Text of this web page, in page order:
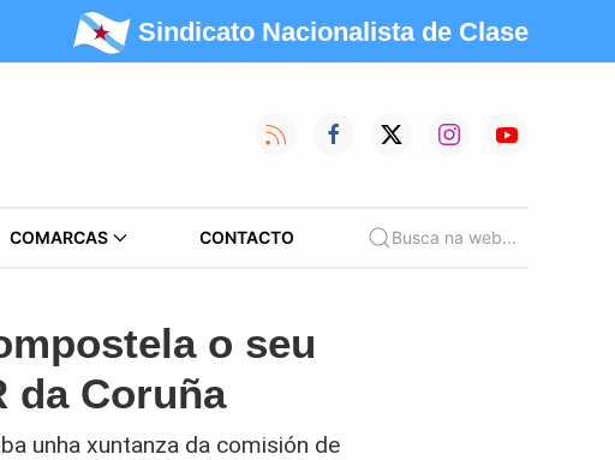
Sindicato Nacionalista de Clase
COMARCAS CONTACTO Busca na web...
o seu
da Coruña
unha xuntanza da comisión de